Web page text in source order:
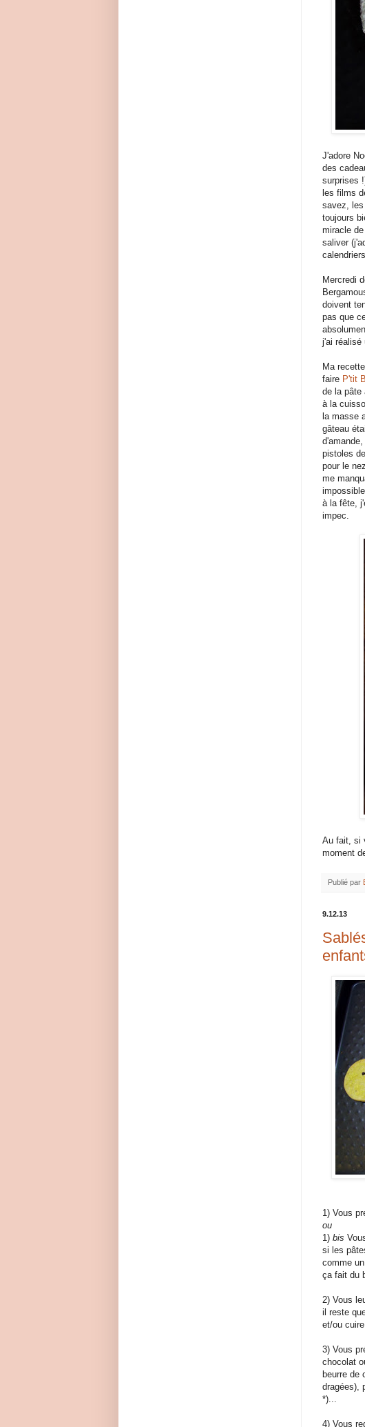
J'adore
des
surprises
les films
savez,
toujours
miracle
saliver
Mercredi
doivent
pas que
j'ai réalisé
Ma
faire P'tit
de la pâte
à la
la masse
gâteau
pistoles
pour le
me
à la fête,
impec.
Au fait, si
moment
Publié par
9.12.13
1) Vous
ou
1) bis
si les
comme
ça fait du
2) Vous
il reste
et/ou
3) Vous
chocolat
beurre de
dragées),
*)...
4) Vous